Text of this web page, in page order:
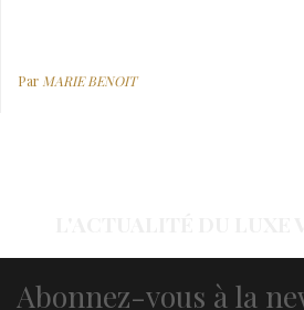
Par MARIE BENOIT
Abonnez-vous à la